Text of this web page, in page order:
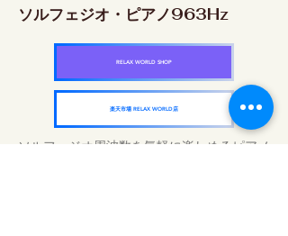
ソルフェジオ・ピアノ963Hz
RELAX WORLD SHOP
楽天市場 RELAX WORLD店
ソルフェジオ周波数を気軽に楽しめるピアノ